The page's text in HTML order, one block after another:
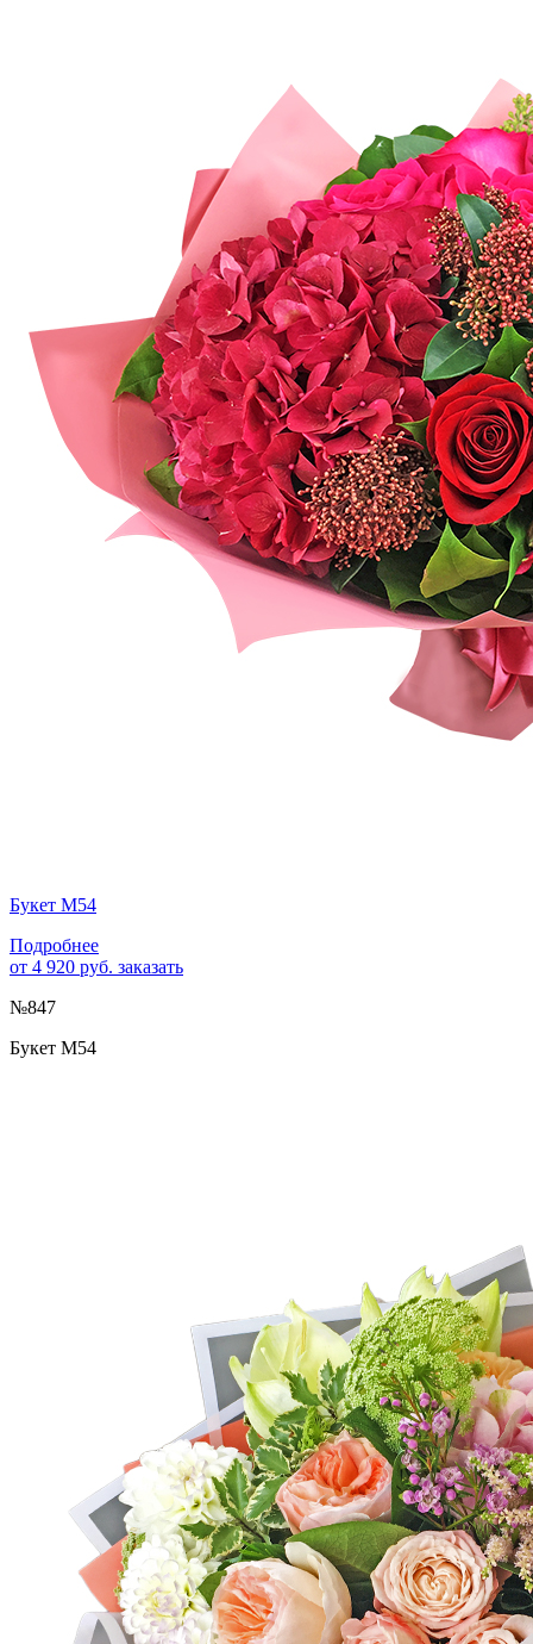
Букет М54
Подробнее
от 4 920 руб. заказать
№847
Букет М54